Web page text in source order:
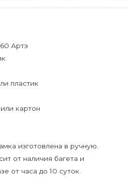
Артэ
пластик
картон
изготовлена в ручную.
от наличия багета и
от часа до 10 суток.